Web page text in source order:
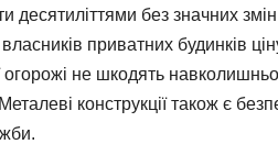
десятиліттями без значних
приватних будинків
огорожі не шкодять
конструкції також є